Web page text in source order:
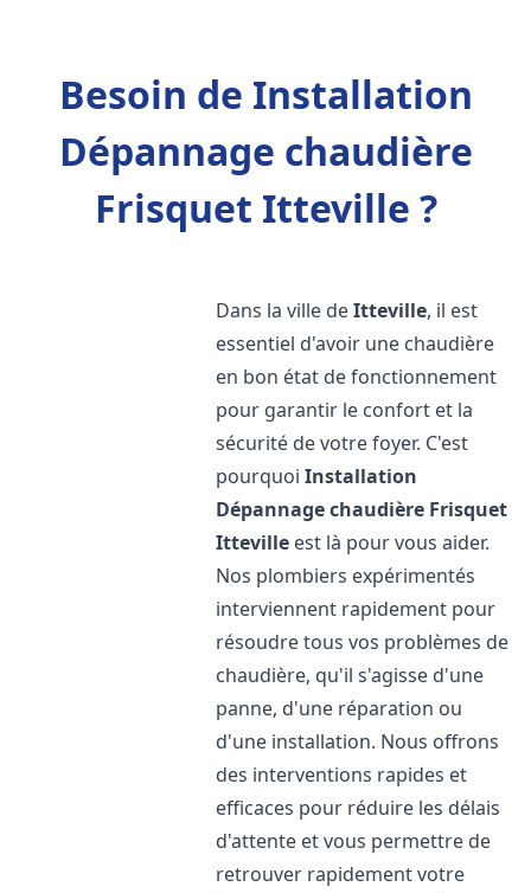
Besoin de Installation
Dépannage chaudière
Frisquet Itteville ?
Dans la ville deItteville, il est
essentiel d'avoir une chaudière
en bon état de fonctionnement
pour garantir le confort et la
sécurité de votre foyer. C'est
pourquoiInstallation
Dépannage chaudière Frisquet
Itteville est là pour vous aider.
Nos plombiers expérimentés
interviennent rapidement pour
résoudre tous vos problèmes de
chaudière, qu'il s'agisse d'une
panne, d'une réparation ou
d'une installation. Nous offrons
des interventions rapides et
efficaces pour réduire les délais
d'attente et vous permettre de
retrouver rapidement votre